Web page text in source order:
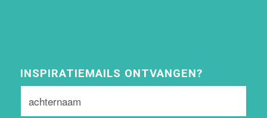
INSPIRATIEMAILS ONTVANGEN?